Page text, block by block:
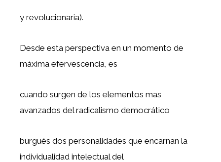
y revolucionaria).
Desde esta perspectiva en un momento de
máxima efervescencia, es
cuando surgen de los elementos mas
avanzados del radicalismo democrático
burgués dos personalidades que encarnan la
individualidad intelectual del